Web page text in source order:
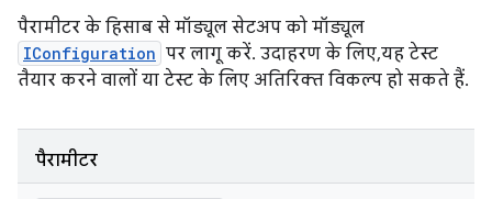
पैरामीटर के हिसाब से मॉड्यूल सेटअप को मॉड्यूल
IConfiguration पर लागू करें. उदाहरण के लिए, यह टेस्ट
तैयार करने वालों या टेस्ट के लिए अतिरिक्त विकल्प हो सकते हैं.
पैरामीटर